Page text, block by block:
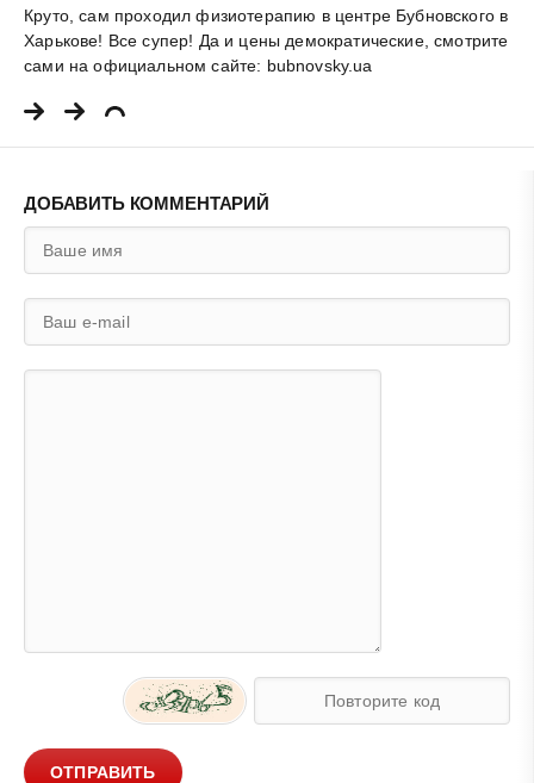
Круто, сам проходил физиотерапию в центре Бубновского в
Харькове! Все супер! Да и цены демократические, смотрите
сами на официальном сайте: bubnovsky.ua
ДОБАВИТЬ КОММЕНТАРИЙ
ОТПРАВИТЬ